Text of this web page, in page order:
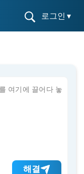
로그인 ▾
해결